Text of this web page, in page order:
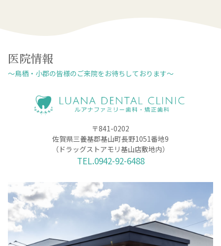
医院情報
～鳥栖・小郡の皆様のご来院をお待ちしております～
〒841-0202
佐賀県三養基郡基山町長野1051番地9
（ドラッグストアモリ基山店敷地内）
TEL.0942-92-6488